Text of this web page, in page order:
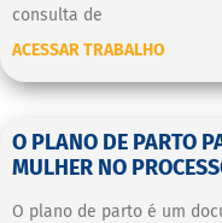
consulta de
ACESSAR TRABALHO
O PLANO DE PARTO
MULHER NO
O plano de parto é um